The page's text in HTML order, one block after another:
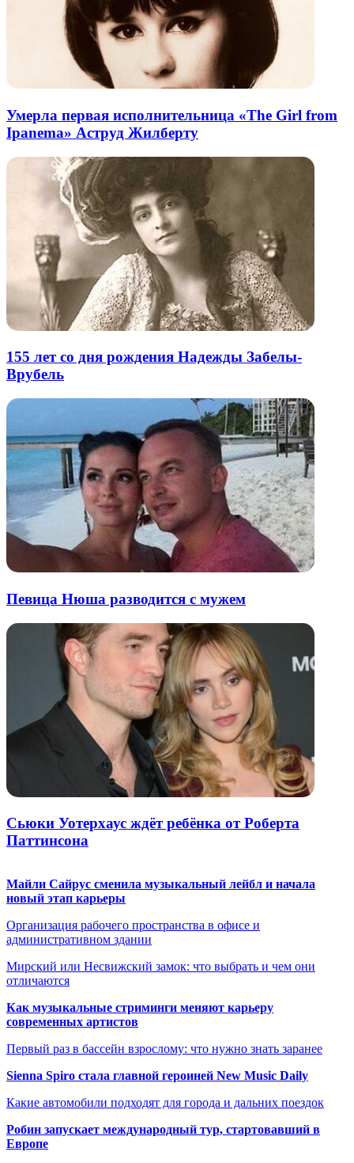
Умерла первая исполнительница «The Girl from
Ipanema» Аструд Жилберту
155 лет со дня рождения Надежды Забелы-
Врубель
Певица Нюша разводится с мужем
Сьюки Уотерхаус ждёт ребёнка от Роберта
Паттинсона
Майли Сайрус сменила музыкальный лейбл и начала
новый этап карьеры
Организация рабочего пространства в офисе и
административном здании
Мирский или Несвижский замок: что выбрать и чем они
отличаются
Как музыкальные стриминги меняют карьеру
современных артистов
Первый раз в бассейн взрослому: что нужно знать заранее
Sienna Spiro стала главной героиней New Music Daily
Какие автомобили подходят для города и дальних поездок
Робин запускает международный тур, стартовавший в
Европе